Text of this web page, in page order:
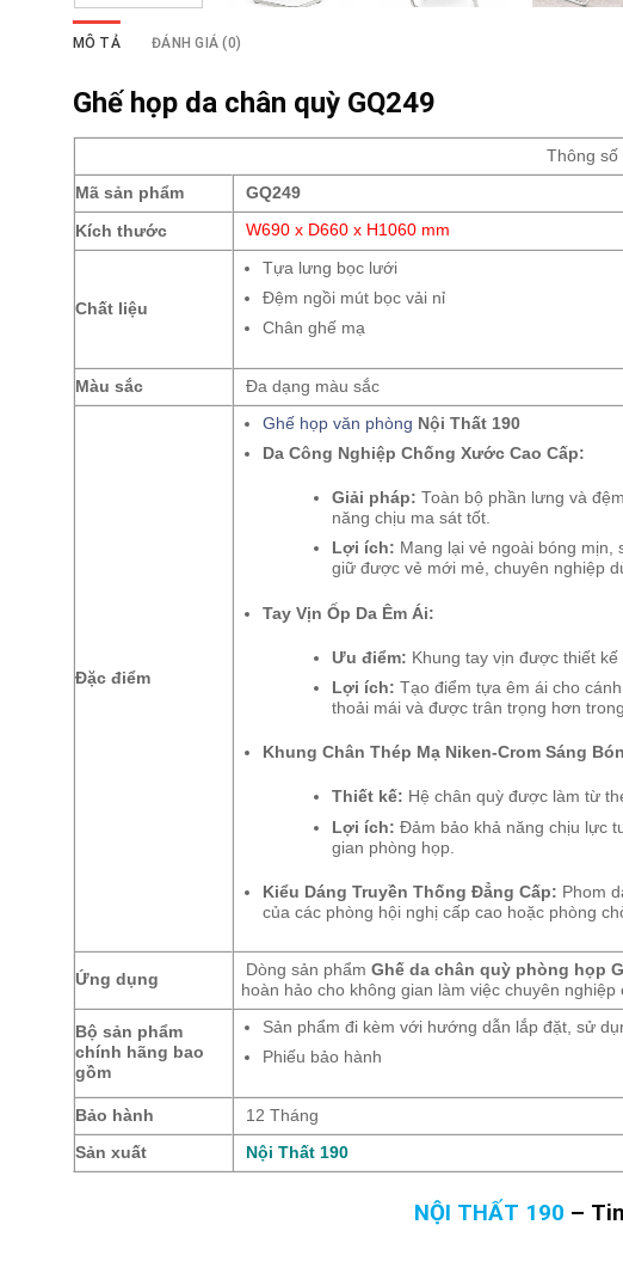
MÔ TẢ ĐÁNH GIÁ (0)
Ghế họp da chân quỳ GQ249
Thông số
Mã sản phẩm GQ249
Kích thước W690 x D660 x H1060 mm
Chất liệu
Tựa lưng bọc lưới
Đệm ngồi mút bọc vải nỉ
Chân ghế mạ
Màu sắc Đa dạng màu sắc
Đặc điểm
Ghế họp văn phòng Nội Thất 190
Da Công Nghiệp Chống Xước Cao Cấp:
Giải pháp: Toàn bộ phần lưng và
năng chịu ma sát tốt.
Lợi ích: Mang lại vẻ ngoài bóng
giữ được vẻ mới mẻ, chuyên nghiệp
Tay Vịn Ốp Da Êm Ái:
Ưu điểm: Khung tay vịn được thiết
Lợi ích: Tạo điểm tựa êm ái cho
thoải mái và được trân trọng hơn
Khung Chân Thép Mạ Niken-Crom Sáng
Thiết kế: Hệ chân quỳ được làm từ
Lợi ích: Đảm bảo khả năng chịu lực
gian phòng họp.
Kiểu Dáng Truyền Thống Đẳng Cấp: Phom
của các phòng hội nghị cấp cao hoặc phòng
Ứng dụng
Dòng sản phẩmGhế da chân quỳ phòng họp
hoàn hảo cho không gian làm việc chuyên nghiệp
Bộ sản phẩm
chính hãng bao
gồm
Sản phẩm đi kèm với hướng dẫn lắp đặt, sử
Phiếu bảo hành
Bảo hành 12 Tháng
Sản xuất Nội Thất 190
NỘI THẤT 190 –